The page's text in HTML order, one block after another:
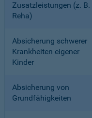
Zusatzleistungen (z. B.
Reha)
Absicherung schwerer
Krankheiten eigener
Kinder
Absicherung von
Grundfähigkeiten